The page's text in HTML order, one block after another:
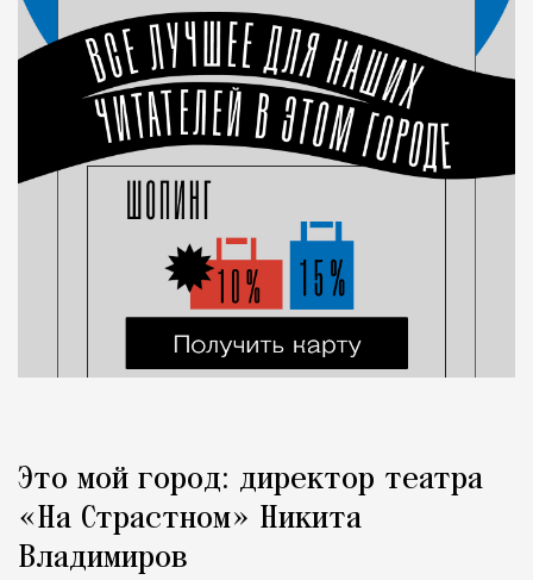
Это мой город: директор театра
«На Страстном» Никита
Владимиров